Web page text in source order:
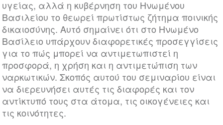
υγείας, αλλά η κυβέρνηση του Ηνωμένου
Βασιλείου το θεωρεί πρωτίστως ζήτημα ποινικής
δικαιοσύνης. Αυτό σημαίνει ότι στο Ηνωμένο
Βασίλειο υπάρχουν διαφορετικές προσεγγίσεις
για το πώς μπορεί να αντιμετωπιστεί η
προσφορά, η χρήση και η αντιμετώπιση των
ναρκωτικών. Σκοπός αυτού του σεμιναρίου είναι
να διερευνήσει αυτές τις διαφορές και τον
αντίκτυπό τους στα άτομα, τις οικογένειες και
τις κοινότητες.